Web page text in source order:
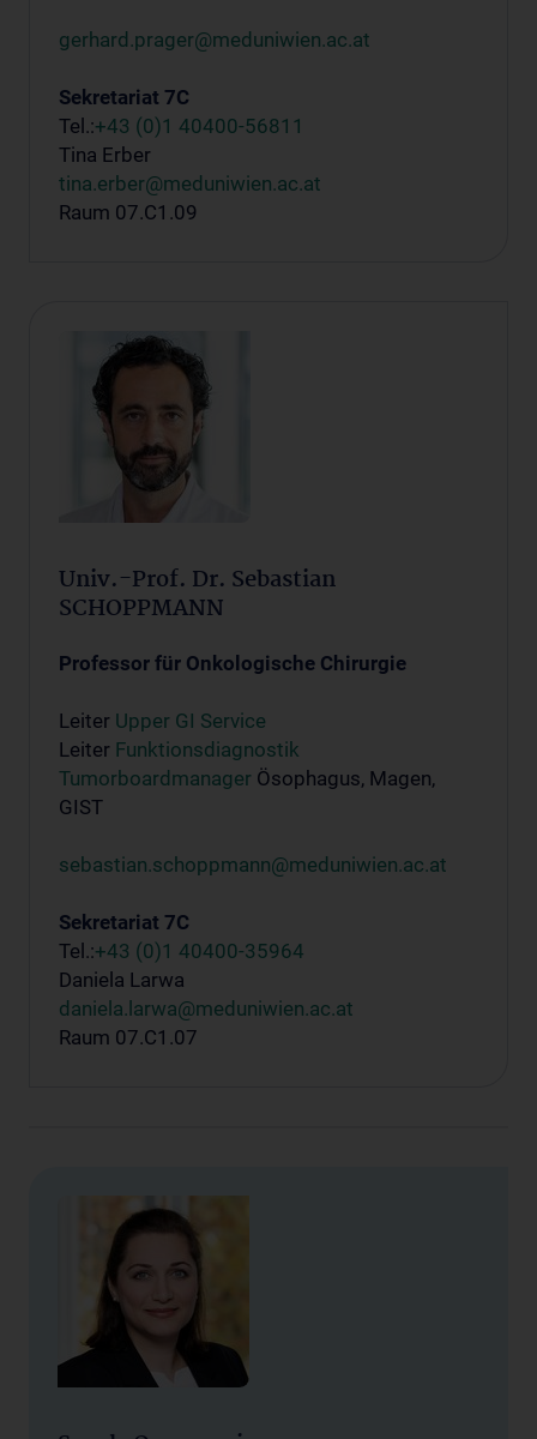
gerhard.prager@meduniwien.ac.at
Sekretariat 7C
Tel.:+43 (0)1 40400-56811
Tina Erber
tina.erber@meduniwien.ac.at
Raum 07.C1.09
Univ.-Prof. Dr. Sebastian
SCHOPPMANN
Professor für Onkologische Chirurgie
Leiter Upper GI Service
Leiter Funktionsdiagnostik
Tumorboardmanager Ösophagus, Magen,
GIST
sebastian.schoppmann@meduniwien.ac.at
Sekretariat 7C
Tel.:+43 (0)1 40400-35964
Daniela Larwa
daniela.larwa@meduniwien.ac.at
Raum 07.C1.07